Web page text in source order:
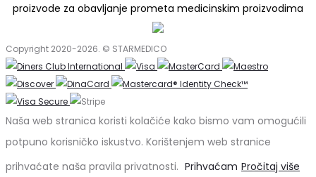
proizvode za obavljanje prometa medicinskim proizvodima
Copyright 2020-2026. © STARMEDICO
Naša web stranica koristi kolačiće kako bismo vam omogućili
potpuno korisničko iskustvo. Korištenjem web stranice
prihvaćate naša pravila privatnosti. Prihvaćam Pročitaj više